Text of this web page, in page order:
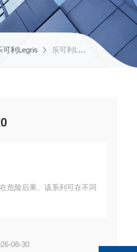
可利Legris 乐可利Legris 工业阀门轴流阀4202404920
危险后果。该系列可在不同
06-30